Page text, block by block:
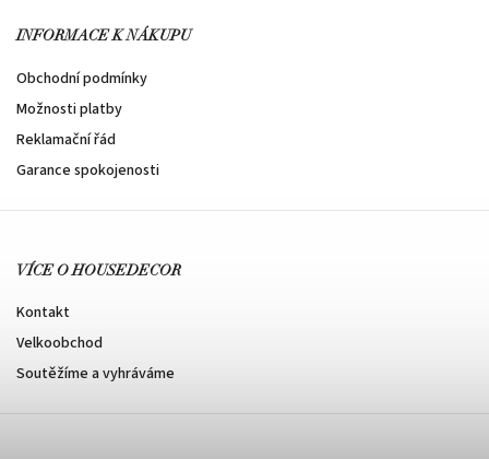
INFORMACE K NÁKUPU
Obchodní podmínky
Možnosti platby
Reklamační řád
Garance spokojenosti
VÍCE O HOUSEDECOR
Kontakt
Velkoobchod
Soutěžíme a vyhráváme